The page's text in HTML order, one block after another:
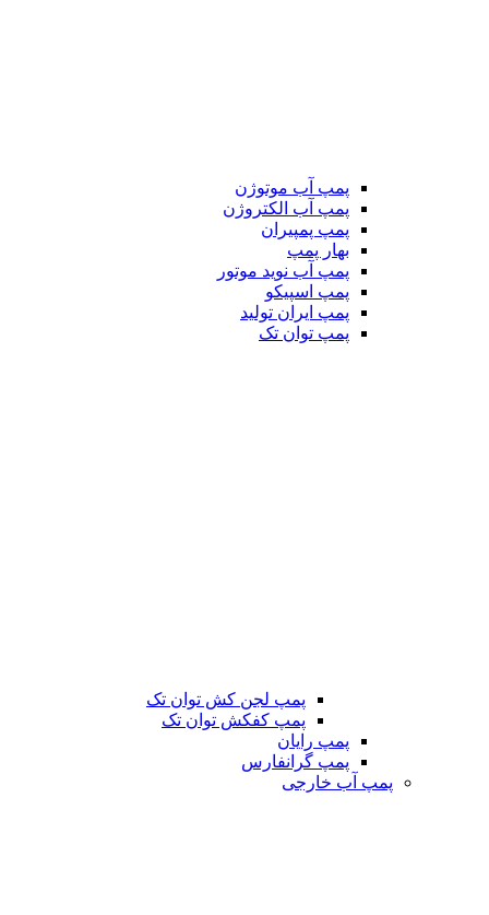
پمپ آب موتوژن
پمپ آب الکتروژن
پمپ پمپیران
بهار پمپ
پمپ آب نوید موتور
پمپ اسپیکو
پمپ ایران تولید
پمپ توان تک
پمپ لجن کش توان تک
پمپ کفکش توان تک
پمپ رایان
پمپ گرانفارس
پمپ آب خارجی